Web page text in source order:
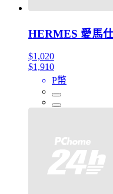
HERMES 愛馬
$1,020
$1,910
P幣